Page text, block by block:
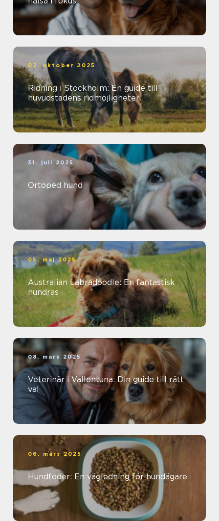
02. oktober 2025
Ridning i Stockholm: En guide till
huvudstadens ridmöjligheter
31. juli 2025
Ortoped hund
05. maj 2025
Australian Labradoodle: En fantastisk
hundras
08. mars 2025
Veterinär i Vallentuna: Din guide till rätt
val
06. mars 2025
Hundfoder: En vägledning för hundägare